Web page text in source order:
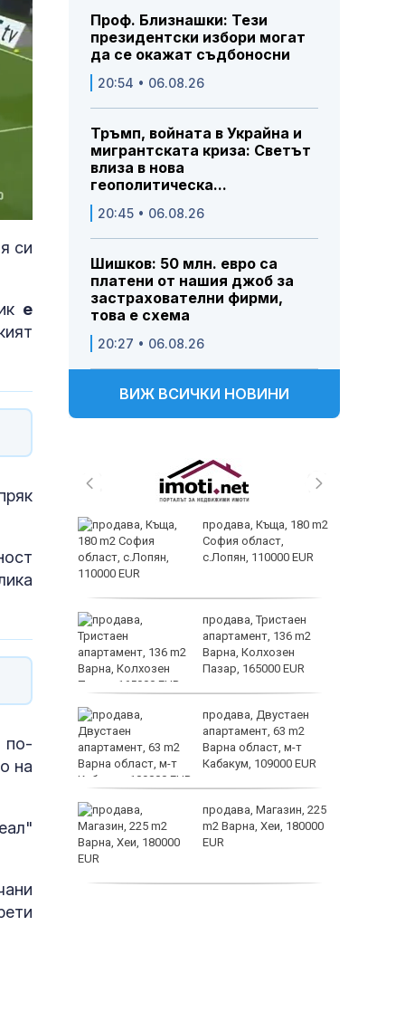
си
е
по-
на
Проф. Близнашки: Тези
президентски избори могат
да се окажат съдбоносни
20:54 • 06.08.26
Тръмп, войната в Украйна и
мигрантската криза: Светът
влиза в нова
геополитическа...
20:45 • 06.08.26
Шишков: 50 млн. евро са
платени от нашия джоб за
застрахователни фирми,
това е схема
20:27 • 06.08.26
ВИЖ ВСИЧКИ НОВИНИ
и за
се
продава, Къща, 180 m2
София област,
с.Лопян, 110000 EUR
продава, Тристаен
апартамент, 136 m2
Варна, Колхозен
Пазар, 165000 EUR
продава, Двустаен
апартамент, 63 m2
Варна област, м-т
Кабакум, 109000 EUR
продава, Магазин, 225
m2 Варна, Хеи, 180000
EUR